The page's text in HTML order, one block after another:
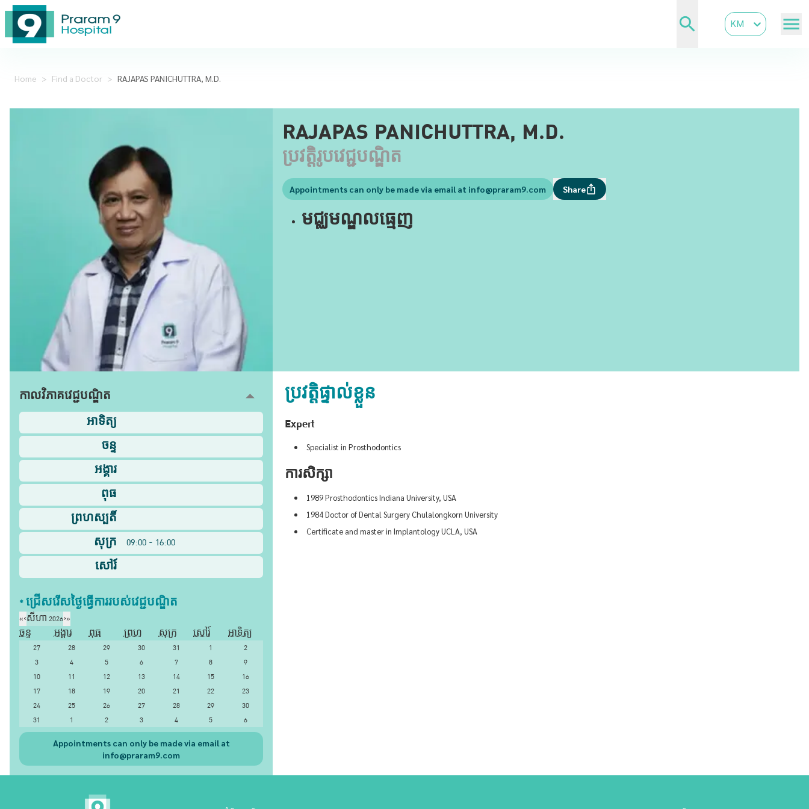
KM
Home > Find a Doctor > RAJAPAS PANICHUTTRA, M.D.
RAJAPAS PANICHUTTRA, M.D.
ប្រវត្តិរូបវេជ្ជបណ្ឌិត
Appointments can only be made via email at info@praram9.com Share
មជ្ឈមណ្ឌលធ្មេញ
កាលវិភាគវេជ្ជបណ្ឌិត
អាទិត្យ
ចន្ទ
អង្គារ
ពុធ
ព្រហស្បតិ៍
សុក្រ
09:00 - 16:00
សៅរ៍
* ជ្រើសរើស​ថ្ងៃ​ធ្វើការ​របស់​វេជ្ជបណ្ឌិត​
«‹សីហា 2026›»
ចន្ទ
អង្គារ ពុធ ព្រហ សុក្រ សៅរ៍
អាទិត្យ
27
28 29 30 31 1
2
3
4 5 6 7 8
9
10
11 12 13 14 15
16
17
18 19 20 21 22
23
24
25 26 27 28 29
30
31
1 2 3 4 5 6
Appointments can only be made via email at
info@praram9.com
ប្រវត្តិផ្ទាល់ខ្លួន
Expert
Specialist in Prosthodontics
ការសិក្សា
1989 Prosthodontics Indiana University, USA
1984 Doctor of Dental Surgery Chulalongkorn University
Certificate and master in Implantology UCLA, USA